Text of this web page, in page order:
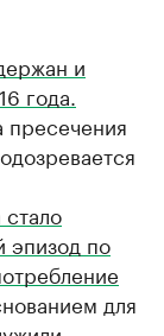
и
года.
пресечения
эпизод по
для